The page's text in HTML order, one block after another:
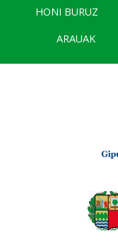
HONI BURUZ
ARAUAK